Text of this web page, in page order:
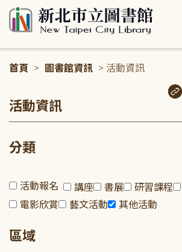
首頁 > 圖書館資訊 > 活動資訊
活動資訊
分類
活動報名 講座 書展 研習課程
電影欣賞
藝文活動 其他活動
區域